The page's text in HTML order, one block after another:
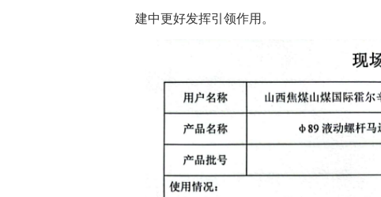
建中更好发挥引领作用。